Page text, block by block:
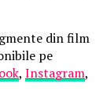
din film
pe
, Instagram,